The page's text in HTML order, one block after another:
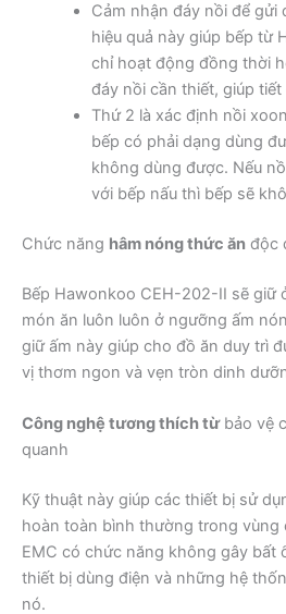
Cảm nhận đáy nồi để gửi
hiệu quả này giúp bếp từ
chỉ hoạt động đồng thời
đáy nồi cần thiết, giúp tiết
Thứ 2 là xác định nồi
bếp có phải dạng dùng
không dùng được. Nếu
với bếp nấu thì bếp sẽ
Chức năng hâm nóng thức ăn độc
Bếp Hawonkoo CEH-202-II sẽ giữ
món ăn luôn luôn ở ngưỡng ấm
giữ ấm này giúp cho đồ ăn duy trì
vị thơm ngon và vẹn tròn dinh
Công nghệ tương thích từbảo vệ
quanh
Kỹ thuật này giúp các thiết bị sử
hoàn toàn bình thường trong vùng
EMC có chức năng không gây bất
thiết bị dùng điện và những hệ
nó.